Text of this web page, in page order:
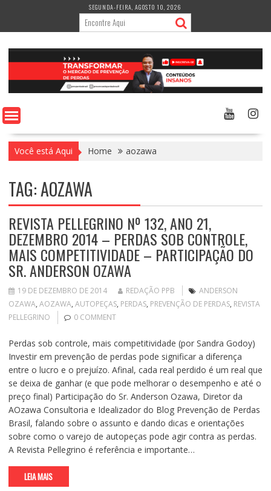
content
SEGUNDA-FEIRA, AGOSTO 10, 2026
Você está Aqui Home aozawa
TAG:AOZAWA
REVISTA PELLEGRINO Nº 132, ANO 21,
DEZEMBRO 2014 – PERDAS SOB CONTROLE,
MAIS COMPETITIVIDADE – PARTICIPAÇÃO DO
SR. ANDERSON OZAWA
19 DE DEZEMBRO DE 2014 REDAÇÃO PPB
ANDERSON
OZAWA, AOZAWA, AUTOPEÇAS, PERDAS, PREVENÇÃO DE PERDAS, REVISTA
PELLEGRINO
0 COMMENT
Perdas sob controle, mais competitividade (por Sandra Godoy)
Investir em prevenção de perdas pode significar a diferença
entre o lucro e o prejuízo. Afinal, cada real perdido é um real que
se deixa de ganhar (e que pode melhorar o desempenho e até o
preço final) Participação do Sr. Anderson Ozawa, Diretor da
AOzawa Consultoria e Idealizador do Blog Prevenção de Perdas
Brasil, falando sobre o assunto e dando dicas e orientações
sobre como o varejo de autopeças pode agir contra as perdas.
A Revista Pellegrino é referência e importante…
LEIA MAIS